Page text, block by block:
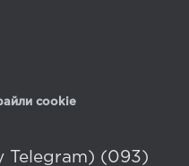
cookie
Telegram) (093)